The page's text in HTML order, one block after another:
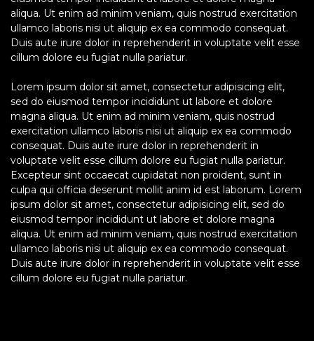
aliqua. Ut enim ad minim veniam, quis nostrud exercitation
ullamco laboris nisi ut aliquip ex ea commodo consequat.
Duis aute irure dolor in reprehenderit in voluptate velit esse
cillum dolore eu fugiat nulla pariatur.
Lorem ipsum dolor sit amet, consectetur adipisicing elit,
sed do eiusmod tempor incididunt ut labore et dolore
magna aliqua. Ut enim ad minim veniam, quis nostrud
exercitation ullamco laboris nisi ut aliquip ex ea commodo
consequat. Duis aute irure dolor in reprehenderit in
voluptate velit esse cillum dolore eu fugiat nulla pariatur.
Excepteur sint occaecat cupidatat non proident, sunt in
culpa qui officia deserunt mollit anim id est laborum. Lorem
ipsum dolor sit amet, consectetur adipisicing elit, sed do
eiusmod tempor incididunt ut labore et dolore magna
aliqua. Ut enim ad minim veniam, quis nostrud exercitation
ullamco laboris nisi ut aliquip ex ea commodo consequat.
Duis aute irure dolor in reprehenderit in voluptate velit esse
cillum dolore eu fugiat nulla pariatur.